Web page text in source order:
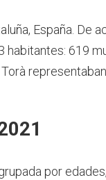
España. De
habitantes: 619
por